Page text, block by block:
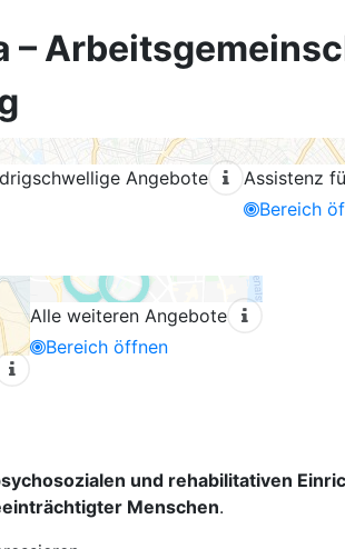
–
Angebote
Assistenz
Bereich
Alle weiteren Angebote
Bereich öffnen
und rehabilitativen
Menschen.